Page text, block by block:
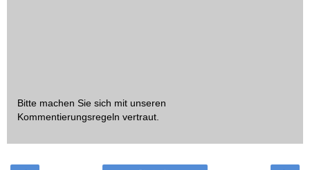
Bitte machen Sie sich mit unseren
Kommentierungsregeln vertraut.